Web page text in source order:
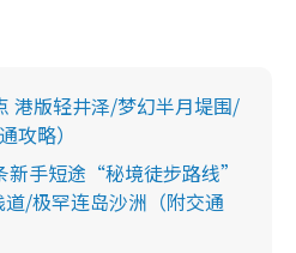
港版轻井泽/梦幻半月堤围/
攻略）
新手短途“秘境徒步路线”
/极罕连岛沙洲（附交通